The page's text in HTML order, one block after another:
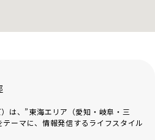
は、”東海エリア（愛知・岐阜・三
ーマに、情報発信するライフスタイル